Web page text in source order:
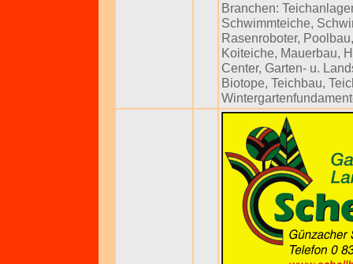
Branchen:
Schwimmteiche,
Rasenroboter, Poolbau
Koiteiche, Mauerbau,
Center, Garten- u.
Biotope, Teichbau,